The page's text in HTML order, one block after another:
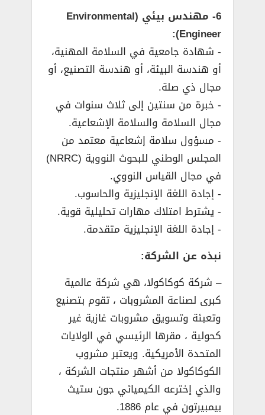
6- مهندس بيئي (Environmental
Engineer):
­- شهادة جامعية في السلامة المهنية،
أو هندسة البيئة، أو هندسة التصنيع، أو
مجال ذي صلة.
­- خبرة من سنتين إلى ثلاث سنوات في
مجال السلامة والسلامة الإشعاعية.
­- مسؤول سلامة إشعاعية معتمد من
المجلس الوطني للبحوث النووية (NRRC)
في مجال القياس النووي.
­- إجادة اللغة الإنجليزية والحاسوب.
­- يشترط امتلاك مهارات تحليلية قوية.
­- إجادة اللغة الإنجليزية متقدمة.
نبذه عن الشركة:
– شركة كوكاكولا، هي شركة عالمية
كبرى لصناعة المشروبات ، تقوم بتصنيع
وتعبئة وتسويق مشروبات غازية غير
كحولية ، مقرها الرئيسي في الولايات
المتحدة الأمريكية. ويعتبر مشروب
الكوكاكولا من أشهر منتجات الشركة ،
والذي إخترعه الكيميائي جون ستيث
بيمبيرتون في عام 1886.